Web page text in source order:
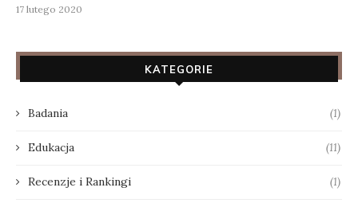
17 lutego 2020
KATEGORIE
Badania (1)
Edukacja (11)
Recenzje i Rankingi (1)